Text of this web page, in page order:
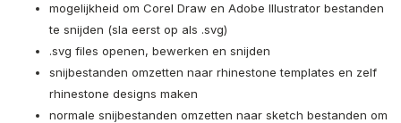
mogelijkheid om Corel Draw en Adobe Illustrator bestanden
te snijden (sla eerst op als .svg)
.svg files openen, bewerken en snijden
snijbestanden omzetten naar rhinestone templates en zelf
rhinestone designs maken
normale snijbestanden omzetten naar sketch bestanden om